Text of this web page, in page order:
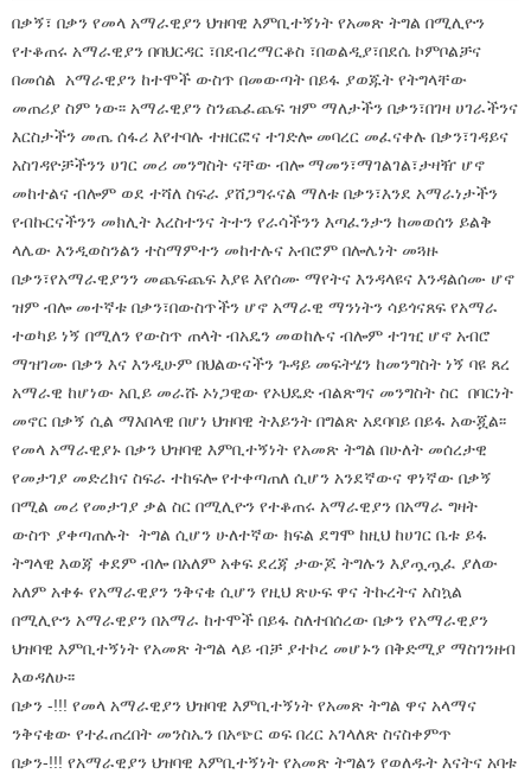
በቃኝ፣ በቃን የመላ አማራዊያን ህዝባዊ እምቢተኝነት የአመጽ ትግል በሚሊዮን
የተቆጠሩ አማራዊያን በባህርዳር ፣በደብረማርቆስ ፣በወልዲያ፣በደሴ ኮምቦልቻና
በመሰል አማራዊያን ከተሞች ውስጥ በመውጣት በይፋ ያወጁት የትግላቸው
መጠሪያ ስም ነው፡፡ አማራዊያን ስንጨፈጨፍ ዝም ማለታችን በቃን፣በገዛ ሀገራችንና
እርስታችን መጤ ሰፋሪ እየተባሉ ተዘርፎና ተገድሎ መባረር መፈናቀሉ በቃን፣ገዳይና
አስገዳዮቻችንን ሀገር መሪ መንግስት ናቸው ብሎ ማመን፣ማገልገል፣ታዛዥ ሆኖ
መከተልና ብሎም ወደ ተሻለ ስፍራ ያሸጋግሩናል ማለቱ በቃን፣እንደ አማራነታችን
የብኩርናችንን መክሊት እረስተንና ትተን የራሳችንን እጣፈንታን ከመወሰን ይልቅ
ላሌው እንዲወስንልን ተስማምተን መከተሉና አብሮም በሎሌነት መጓዙ
በቃን፣የአማራዊያንን መጨፍጨፍ እያዩ እየሰሙ ማየትና እንዳላዩና እንዳልሰሙ ሆኖ
ዝም ብሎ መተኛቱ በቃን፣በውስጥችን ሆኖ አማራዊ ማንነትን ሳይጎናጸፍ የአማራ
ተወካይ ነኝ በሚለን የውስጥ ጠላት ብአዴን መወከሉና ብሎም ተገዢ ሆኖ አብሮ
ማዝገሙ በቃን እና እንዲሁም በህልውናችን ጉዳይ መፍትሄን ከመንግስት ነኝ ባዩ ጸረ
አማራዊ ከሆነው አቢይ መራሹ ኦነጋዊው የኦህዴድ ብልጽግና መንግስት ስር በባርነት
መኖር በቃኝ ሲል ማእበላዊ በሆነ ህዝባዊ ትእይንት በግልጽ አደባባይ በይፋ አውጇል፡፡
የመላ አማራዊያኑ በቃን ህዝባዊ እምቢተኝነት የአመጽ ትግል በሁለት መሰረታዊ
የመታገያ መድረክና ስፍራ ተከፍሎ የተቀጣጠለ ሲሆን አንደኛውና ዋነኛው በቃኝ
በሚል መሪ የመታገያ ቃል ስር በሚሊዮን የተቆጠሩ አማራዊያን በአማራ ግዛት
ውስጥ ያቀጣጠሉት ትግል ሲሆን ሁለተኛው ክፍል ደግሞ ከዚህ ከሀገር ቤቱ ይፋ
ትግላዊ እወጃ ቀደም ብሎ በአለም አቀፍ ደረጃ ታውጆ ትግሉን እያጧጧፈ ያለው
አለም አቀፉ የአማራዊያን ንቅናቄ ሲሆን የዚህ ጽሁፍ ዋና ትኩረትና አስኳል
በሚሊዮን አማራዊያን በአማራ ከተሞች በይፋ ስለተበሰረው በቃን የአማራዊያን
ህዝባዊ እምቢተኝነት የአመጽ ትግል ላይ ብቻ ያተኮረ መሆኑን በቅድሚያ ማስገንዘብ
እወዳለሁ፡፡
በቃን -!!! የመላ አማራዊያን ህዝባዊ እምቢተኝነት የአመጽ ትግል ዋና አላማና
ንቅናቄው የተፈጠረበት መንስኤን በአጭር ወፍ በረር አገላለጽ ስናስቀምጥ
በቃን-!!! የአማራዊያን ህዝባዊ እምቢተኝነት የአመጽ ትግልን የወለዱት እናትና አባቱ